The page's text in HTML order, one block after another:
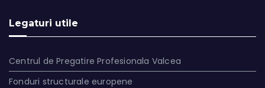
Legaturi utile
Centrul de Pregatire Profesionala Valcea
Fonduri structurale europene